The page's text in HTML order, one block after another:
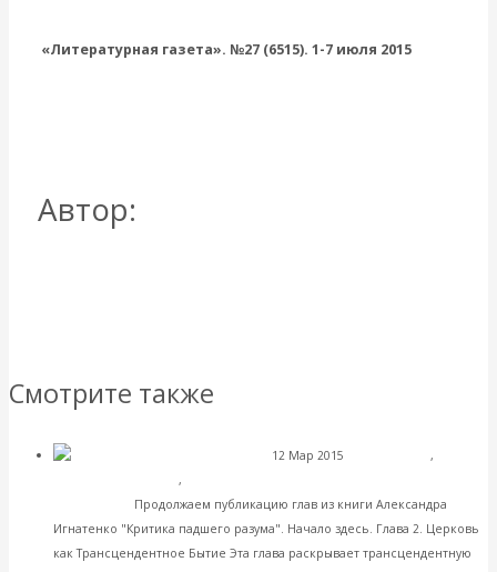
«Литературная газета». №27 (6515). 1-7 июля 2015
Автор:
Смотрите также
12 Мар 2015
,
,
Продолжаем публикацию глав из книги Александра
Игнатенко "Критика падшего разума". Начало здесь. Глава 2. Церковь
как Трансцендентное Бытие Эта глава раскрывает трансцендентную